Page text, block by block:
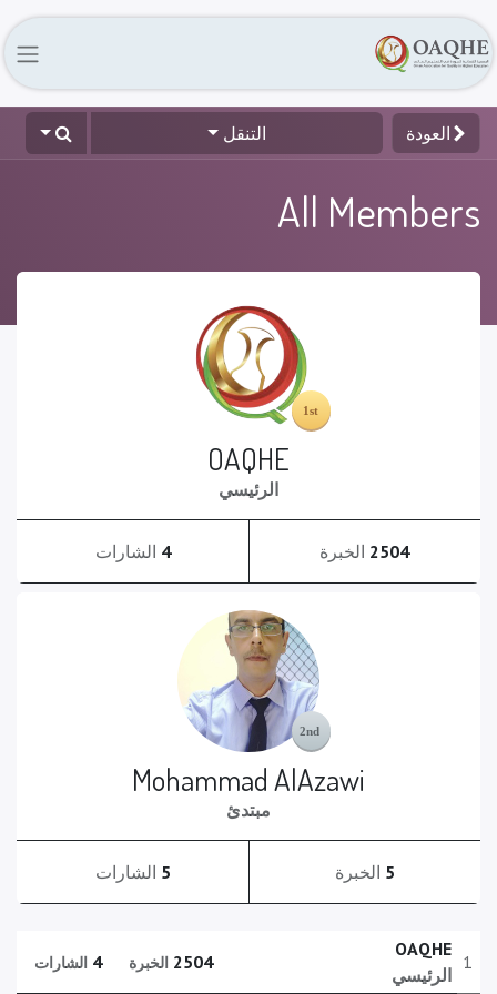
العودة التنقل
All Members
OAQHE
الرئيسي
2504 الخبرة 4 الشارات
Mohammad AlAzawi
مبتدئ
5 الخبرة 5 الشارات
1
OAQHE
الرئيسي
2504 الخبرة 4 الشارات